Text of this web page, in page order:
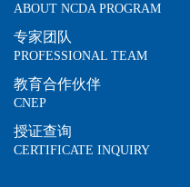
ABOUT NCDA PROGRAM
专家团队
PROFESSIONAL TEAM
教育合作伙伴
CNEP
授证查询
CERTIFICATE INQUIRY